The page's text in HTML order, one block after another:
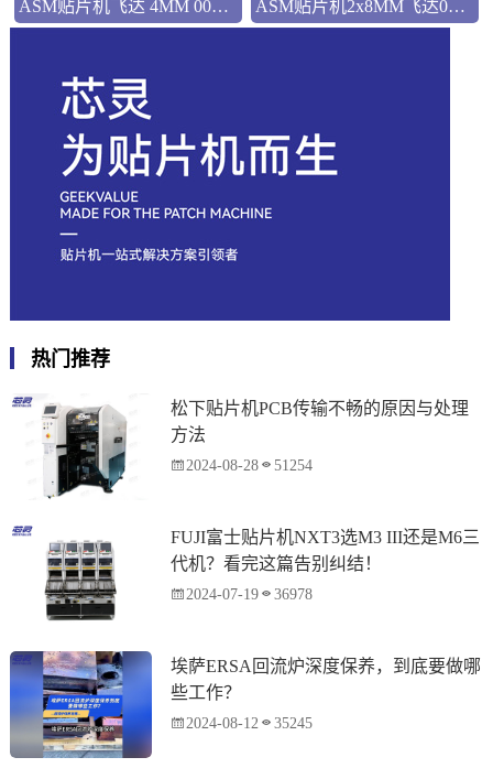
ASM贴片机飞达 4MM 00141498 ASM贴片机2x8MM飞达00141289
热门推荐
松下贴片机PCB传输不畅的原因与处理
方法
2024-08-28 51254
FUJI富士贴片机NXT3选M3 III还是M6三
代机？看完这篇告别纠结！
2024-07-19 36978
埃萨ERSA回流炉深度保养，到底要做哪
些工作？
2024-08-12 35245